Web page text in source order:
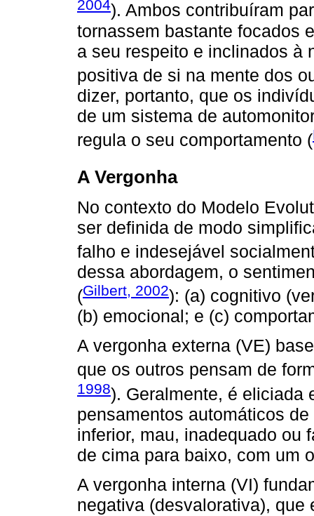
2004). Ambos contribuíram
tornassem bastante focados
a seu respeito e inclinados à
positiva de si na mente dos
dizer, portanto, que os
de um sistema de
regula o seu comportamento (
A Vergonha
No contexto do Modelo
ser definida de modo
falho e indesejável
dessa abordagem, o
(Gilbert, 2002): (a) cognitivo
(b) emocional; e (c)
A vergonha externa (VE)
que os outros pensam de
1998). Geralmente, é eliciada
pensamentos automáticos
inferior, mau, inadequado ou
de cima para baixo, com um
A vergonha interna (VI)
negativa (desvalorativa),